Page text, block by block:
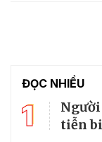
ĐỌC NHIỀU
1
tiễn